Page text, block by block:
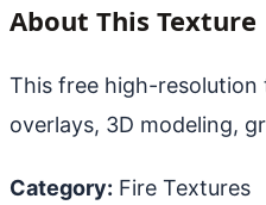
About This Texture
This free high-resolution
overlays, 3D modeling,
Category: Fire Textures